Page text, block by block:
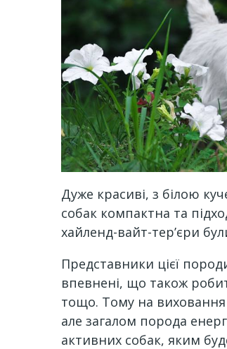
Дуже красиві, з білою
собак компактна та
хайленд-вайт-тер’єри
Представники цієї
впевнені, що також
тощо. Тому на виховання
але загалом порода
активних собак, яким